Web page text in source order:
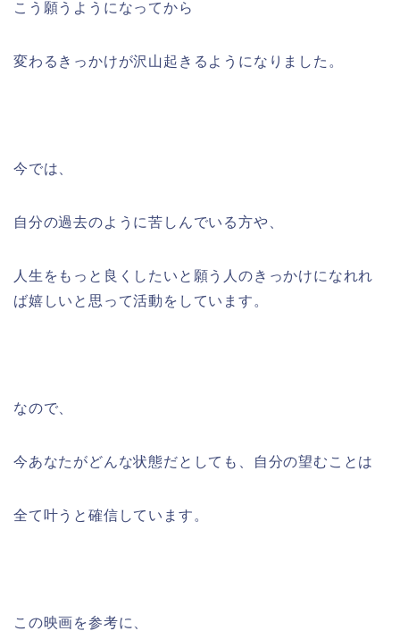
こう願うようになってから
変わるきっかけが沢山起きるようになりました。
今では、
自分の過去のように苦しんでいる方や、
人生をもっと良くしたいと願う人のきっかけになれれ
ば嬉しいと思って活動をしています。
なので、
今あなたがどんな状態だとしても、自分の望むことは
全て叶うと確信しています。
この映画を参考に、